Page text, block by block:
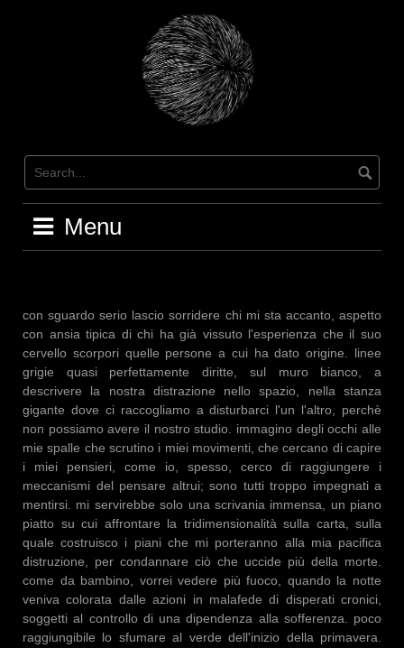
Menu
con sguardo serio lascio sorridere chi mi sta accanto, aspetto
con ansia tipica di chi ha già vissuto l'esperienza che il suo
cervello scorpori quelle persone a cui ha dato origine. linee
grigie quasi perfettamente diritte, sul muro bianco, a
descrivere la nostra distrazione nello spazio, nella stanza
gigante dove ci raccogliamo a disturbarci l'un l'altro, perchè
non possiamo avere il nostro studio. immagino degli occhi alle
mie spalle che scrutino i miei movimenti, che cercano di capire
i miei pensieri, come io, spesso, cerco di raggiungere i
meccanismi del pensare altrui; sono tutti troppo impegnati a
mentirsi. mi servirebbe solo una scrivania immensa, un piano
piatto su cui affrontare la tridimensionalità sulla carta, sulla
quale costruisco i piani che mi porteranno alla mia pacifica
distruzione, per condannare ciò che uccide più della morte.
come da bambino, vorrei vedere più fuoco, quando la notte
veniva colorata dalle azioni in malafede di disperati cronici,
soggetti al controllo di una dipendenza alla sofferenza. poco
raggiungibile lo sfumare al verde dell'inizio della primavera.